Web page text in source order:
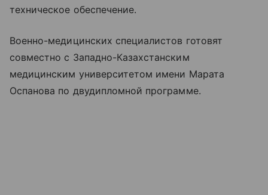
техническое обеспечение.
Военно-медицинских специалистов готовят
совместно с Западно-Казахстанским
медицинским университетом имени Марата
Оспанова по двудипломной программе.